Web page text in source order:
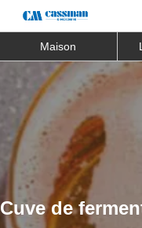
Maison
Cuve de